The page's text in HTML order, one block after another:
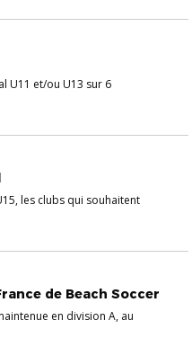
U11 et/ou U13 sur 6
les clubs qui souhaitent
de Beach Soccer
en division A, au